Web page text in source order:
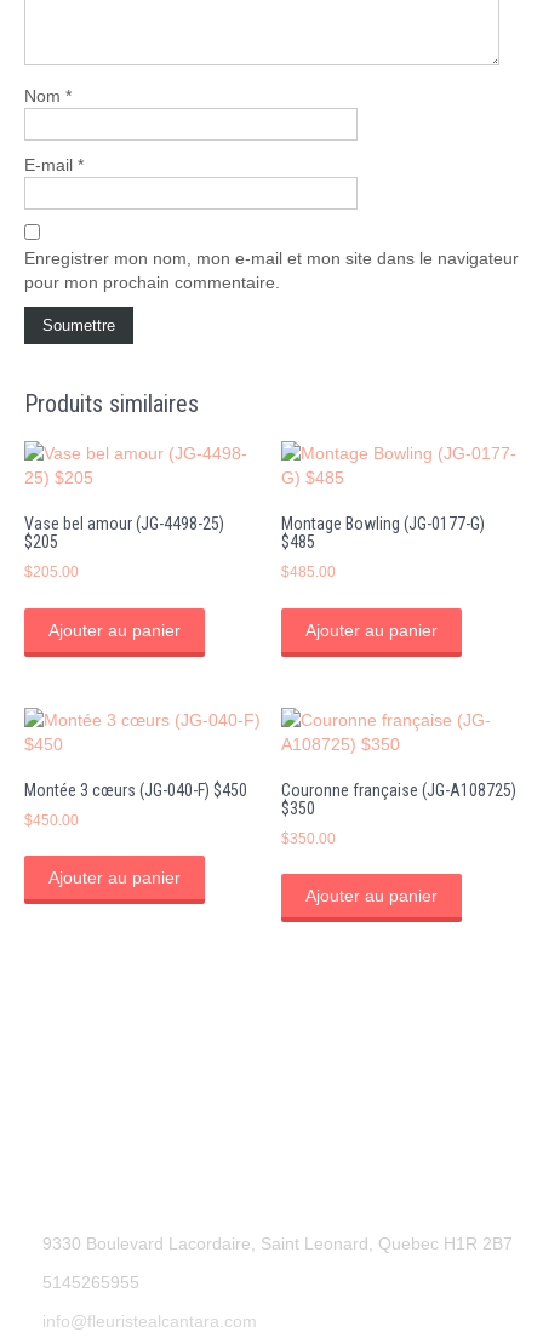
Nom *
E-mail *
Enregistrer mon nom, mon e-mail et mon site dans le navigateur
pour mon prochain commentaire.
Produits similaires
Vase bel amour (JG-4498-25)
$205
$205.00
Ajouter au panier
Montage Bowling (JG-0177-G)
$485
$485.00
Ajouter au panier
Montée 3 cœurs (JG-040-F) $450
$450.00
Ajouter au panier
Couronne française (JG-A108725)
$350
$350.00
Ajouter au panier
9330 Boulevard Lacordaire, Saint Leonard, Quebec H1R 2B7
5145265955
info@fleuristealcantara.com